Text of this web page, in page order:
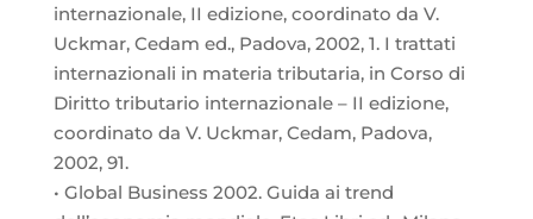
internazionale, II edizione, coordinato da V.
Uckmar, Cedam ed., Padova, 2002, 1. I trattati
internazionali in materia tributaria, in Corso di
Diritto tributario internazionale – II edizione,
coordinato da V. Uckmar, Cedam, Padova,
2002, 91.
• Global Business 2002. Guida ai trend